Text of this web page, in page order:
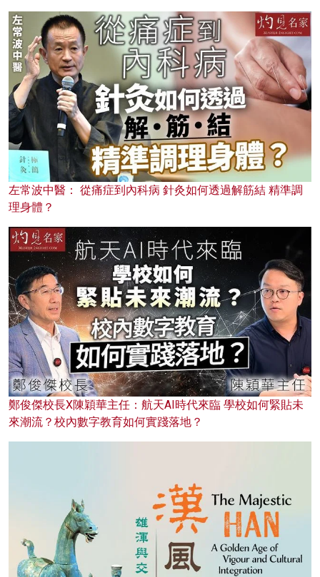
左常波中醫： 從痛症到內科病 針灸如何透過解筋結 精準調
理身體？
鄭俊傑校長X陳穎華主任：航天AI時代來臨 學校如何緊貼未
來潮流？校內數字教育如何實踐落地？